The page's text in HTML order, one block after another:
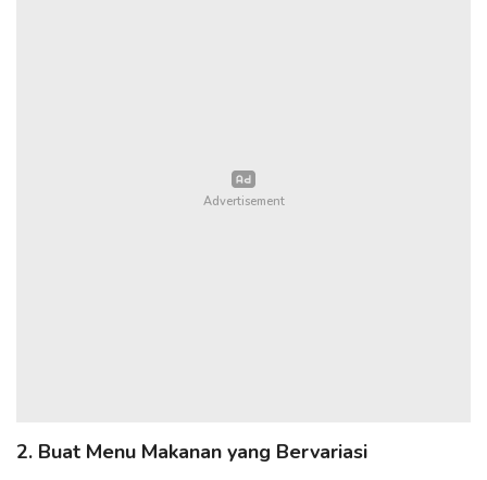
2. Buat Menu Makanan yang Bervariasi